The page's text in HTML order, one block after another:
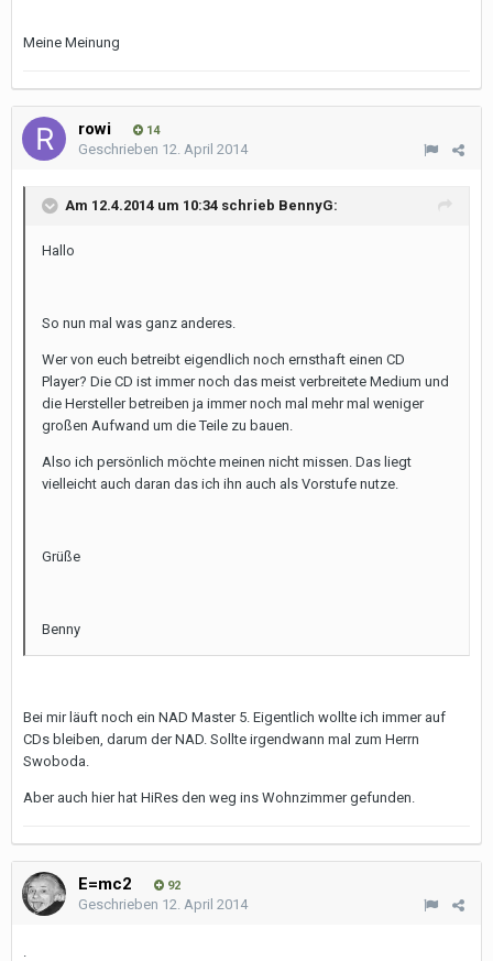
Meine Meinung
rowi 14
Geschrieben 12. April 2014
Am 12.4.2014 um 10:34 schrieb BennyG:
Hallo
So nun mal was ganz anderes.
Wer von euch betreibt eigendlich noch ernsthaft einen CD
Player? Die CD ist immer noch das meist verbreitete Medium und
die Hersteller betreiben ja immer noch mal mehr mal weniger
großen Aufwand um die Teile zu bauen.
Also ich persönlich möchte meinen nicht missen. Das liegt
vielleicht auch daran das ich ihn auch als Vorstufe nutze.
Grüße
Benny
Bei mir läuft noch ein NAD Master 5. Eigentlich wollte ich immer auf
CDs bleiben, darum der NAD. Sollte irgendwann mal zum Herrn
Swoboda.
Aber auch hier hat HiRes den weg ins Wohnzimmer gefunden.
E=mc2 92
Geschrieben 12. April 2014
.